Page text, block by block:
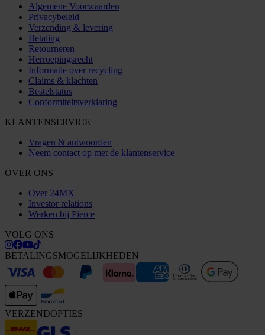
Algemene Voorwaarden
Privacybeleid
Verzending & levering
Betaling
Retourneren
Herroepingsrecht
Informatie over recycling
Claims & klachten
Bestelstatus
Conformiteitsverklaring
KLANTENSERVICE
Vragen & antwoorden
Neem contact op met de klantenservice
OVER ONS
Over 24MX
Investor relations
Werken bij Pierce
VOLG ONS
BETALINGSMOGELIJKHEDEN
VERZENDOPTIES